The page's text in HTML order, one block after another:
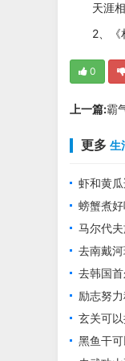
天涯
2、《
0
上一篇:霸
更多 生
虾和黄
螃蟹煮
马尔代
去南戴
去韩国
励志努
玄关可
黑鱼干